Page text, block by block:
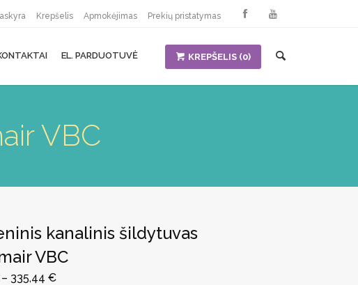
Krepšelis Apmokėjimas Prekių pristatymas
EL. PARDUOTUVĖ KREPŠELIS (0)
VBC
kanalinis šildytuvas
VBC
335,44 €